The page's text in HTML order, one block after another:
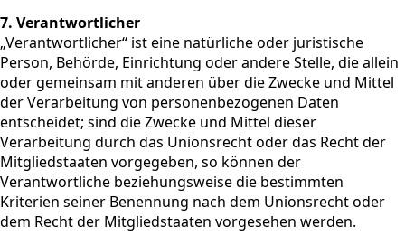
7. Verantwortlicher
„Verantwortlicher“ ist eine natürliche oder juristische
Person, Behörde, Einrichtung oder andere Stelle, die allein
oder gemeinsam mit anderen über die Zwecke und Mittel
der Verarbeitung von personenbezogenen Daten
entscheidet; sind die Zwecke und Mittel dieser
Verarbeitung durch das Unionsrecht oder das Recht der
Mitgliedstaaten vorgegeben, so können der
Verantwortliche beziehungsweise die bestimmten
Kriterien seiner Benennung nach dem Unionsrecht oder
dem Recht der Mitgliedstaaten vorgesehen werden.